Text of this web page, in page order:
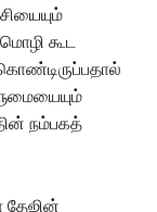
கூட
நம்பகத்
தேஜின்